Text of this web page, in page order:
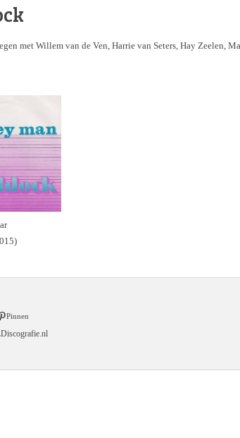
met Willem van de Ven, Harrie van Seters, Hay Zeelen,
Pinnen